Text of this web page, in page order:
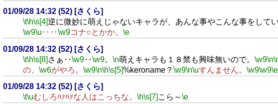
01/09/28 14:32 (52) [さくら]
\t\h\s[4]逆に微妙に萌えじゃないキャラが、あんな事やこんな事をして
\w9\u ‥‥\w9コナ○とかか。 \e
01/09/28 14:32 (52) [さくら]
\t\h\s[8] さぁ‥\w9‥\w9。 \n萌えキャラも１８禁も興味無いので。 \w9\n
の、 \w6がやろ。 \w9\n\h\s[5]%keroname？ \w9\n\uすんません。 \w9\w9\e
01/09/28 14:32 (52) [さくら]
\t\uむしろﾊｧﾊｧな人はこっちな。 \h\s[7] こら～\e